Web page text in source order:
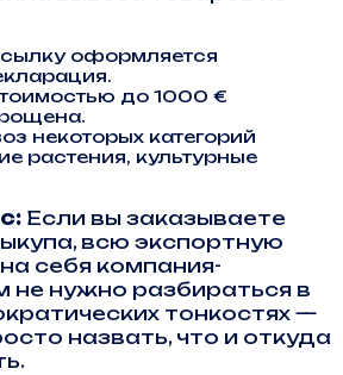
оформляется
до 1000 €
некоторых категорий
растения, культурные
Если вы заказываете
всю экспортную
себя компания-
не нужно разбираться в
тонкостях —
назвать, что и откуда